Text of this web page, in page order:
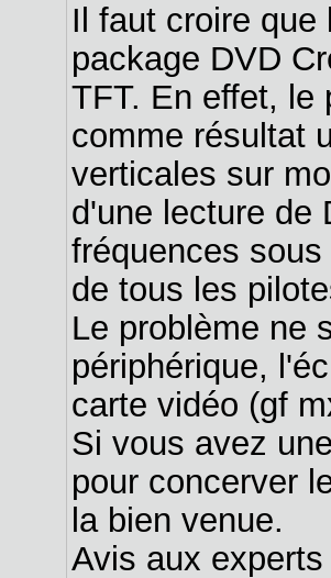
Il faut croire que
package DVD
TFT. En effet, le
comme résultat
verticales sur
d'une lecture de
fréquences
de tous les
Le problème ne
périphérique,
carte vidéo (gf
Si vous avez
pour concerver
la bien venue.
Avis aux